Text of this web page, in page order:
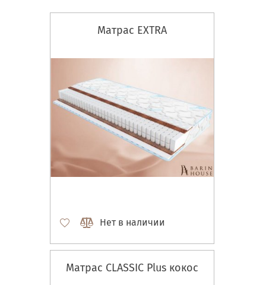
Матрас EXTRA
Нет в наличии
Матрас CLASSIC Plus кокос